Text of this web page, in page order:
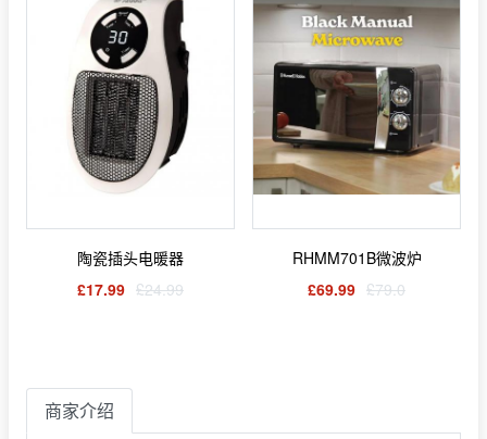
陶瓷插头电暖器
£17.99 £24.99
RHMM701B微波炉
£69.99 £79.0
商家介绍